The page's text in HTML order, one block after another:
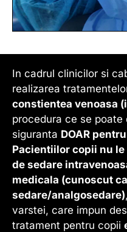
In cadrul clinicilor si
realizarea
constientea venoasa
procedura ce se
siguranta DOAR
Pacientiilor copii nu
de sedare
medicala (cunoscut
sedare/analgosedare)
varstei, care impun
tratament pentru copii